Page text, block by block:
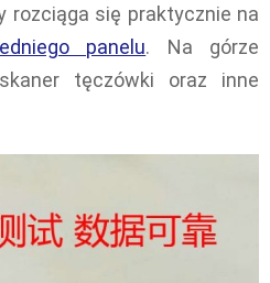
rozciąga się praktycznie na
panelu. Na górze
tęczówki oraz inne